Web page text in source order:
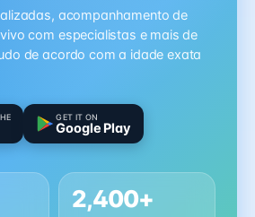
acompanhamento de
com especialistas e mais de
de acordo com a idade exata
GET IT ON
Google Play
2,400+